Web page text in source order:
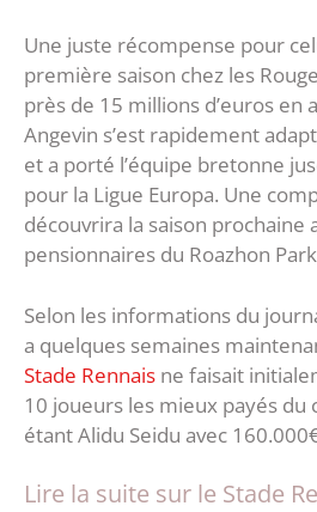
Une juste récompense pour
première saison chez les
près de 15 millions d’euros en
Angevin s’est rapidement
et a porté l’équipe bretonne
pour la Ligue Europa. Une
découvrira la saison prochaine
pensionnaires du Roazhon
Selon les informations du
a quelques semaines
Stade Rennais ne faisait
10 joueurs les mieux payés du
étant Alidu Seidu avec
Lire la suite sur le Stade